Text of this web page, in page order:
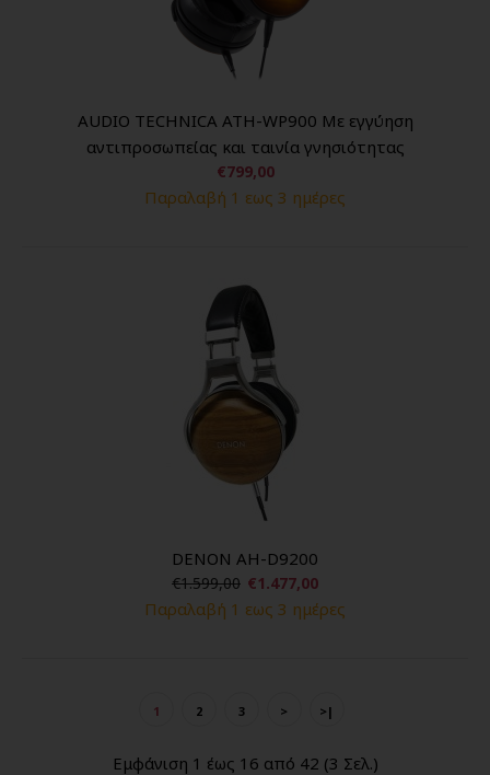
AUDIO TECHNICA ATH-WP900 Με εγγύηση
αντιπροσωπείας και ταινία γνησιότητας
€799,00
Παραλαβή 1 εως 3 ημέρες
DENON AH-D9200
€1.599,00 €1.477,00
Παραλαβή 1 εως 3 ημέρες
1 2 3 > >|
Εμφάνιση 1 έως 16 από 42 (3 Σελ.)